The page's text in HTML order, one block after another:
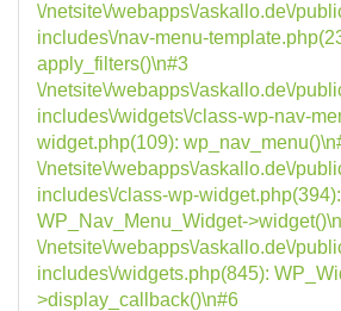
\/netsite\/webapps\/askallo.de\/
includes\/nav-menu-
apply_filters()\n#3
\/netsite\/webapps\/askallo.de\/
includes\/widgets\/class-wp-nav-
widget.php(109):
\/netsite\/webapps\/askallo.de\/
includes\/class-wp-widget.php(394):
WP_Nav_Menu_Widget-
\/netsite\/webapps\/askallo.de\/
includes\/widgets.php(845):
>display_callback()\n#6